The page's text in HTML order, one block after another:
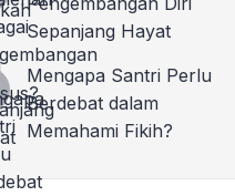
Sepanjang Hayat
Mengapa Santri Perlu
Berdebat dalam
Memahami Fikih?